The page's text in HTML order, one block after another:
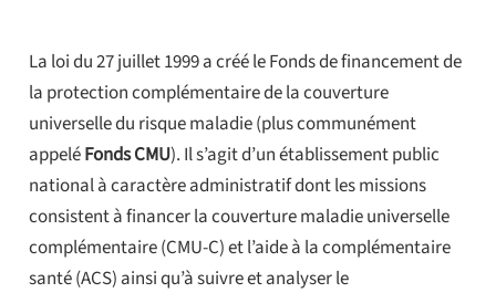
La loi du 27 juillet 1999 a créé le Fonds de financement de
la protection complémentaire de la couverture
universelle du risque maladie (plus communément
appeléFonds CMU). Il s’agit d’un établissement public
national à caractère administratif dont les missions
consistent à financer la couverture maladie universelle
complémentaire (CMU-C) et l’aide à la complémentaire
santé (ACS) ainsi qu’à suivre et analyser le